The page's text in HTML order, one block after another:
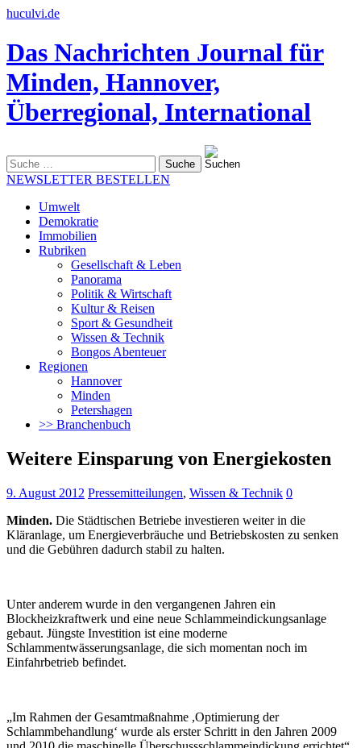
huculvi.de
Das Nachrichten Journal für
Minden, Hannover,
Überregional, International
nach:
NEWSLETTER BESTELLEN
Umwelt
Demokratie
Immobilien
Rubriken
Gesellschaft & Leben
Panorama
Politik & Wirtschaft
Kultur & Reisen
Sport & Gesundheit
Wissen & Technik
Bongos Abenteuer
Regionen
Hannover
Minden
Petershagen
>> Branchenbuch
Weitere Einsparung von Energiekosten
9. August 2012 Pressemitteilungen, Wissen & Technik 0
Minden. Die Städtischen Betriebe investieren weiter in die
Kläranlage, um Energieverbräuche und Betriebskosten zu senken
und die Gebühren dadurch stabil zu halten.
Unter anderem wurde in den vergangenen Jahren ein
Blockheizkraftwerk und eine neue Schlammeindickungsanlage
gebaut. Jüngste Investition ist eine moderne
Schlammentwässerungsanlage, die sich momentan noch im
Einfahrbetrieb befindet.
„Im Rahmen der Gesamtmaßnahme ,Optimierung der
Schlammbehandlung‘ wurde als erster Schritt in den Jahren 2009